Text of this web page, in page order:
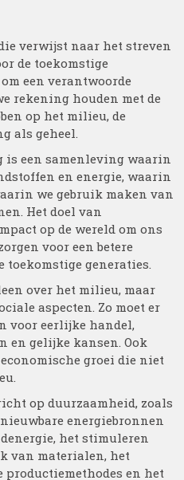
verwijst naar het streven
de toekomstige
een verantwoorde
rekening houden met de
op het milieu, de
als geheel.
is een samenleving waarin
en energie, waarin
we gebruik maken van
Het doel van
op de wereld om ons
voor een betere
toekomstige generaties.
over het milieu, maar
aspecten. Zo moet er
voor eerlijke handel,
en gelijke kansen. Ook
groei die niet
op duurzaamheid, zoals
energiebronnen
het stimuleren
van materialen, het
en het